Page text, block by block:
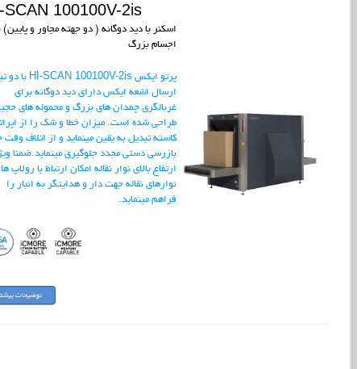
SCAN 100100V-2is
اسکنر با دید دوگانه ( دو جهته مجاور و پایین)
اجسام بزرگ
پرتو ایکس HI-SCAN 100100V-2is با دو
ارسال اشعه ایکس دارای دید دوگانه برای
غربالگری چمدان های بزرگ و محموله های
طراحی شده است. میزان خطا و شک را از
کاسته تبدیل به یقین مینماید و از اتلاف
بازرسی دستی مجدد جلوگیری مینماید.ضمنا
ارتفاع بالای نوار نقاله امکان ارتباط با رولاپ
نوارهای نقاله جهت دار و هدایتگر به انبار را
فراهم مینماید.